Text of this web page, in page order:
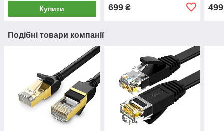
Купити 699₴ 499
Подібні товари компанії